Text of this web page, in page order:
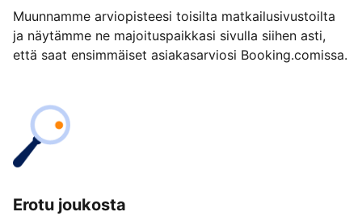
Muunnamme arviopisteesi toisilta matkailusivustoilta
ja näytämme ne majoituspaikkasi sivulla siihen asti,
että saat ensimmäiset asiakasarviosi Booking.comissa.
Erotu joukosta